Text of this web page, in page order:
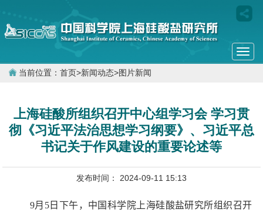
当前位置： 首页>新闻动态>图片新闻
上海硅酸所组织召开中心组学习会 学习贯
彻《习近平法治思想学习纲要》、习近平总
书记关于作风建设的重要论述等
发布时间： 2024-09-11 15:13
9月 5日下午，中国科学院上海硅酸盐研究所组织召开